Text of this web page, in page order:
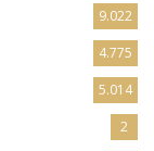
9.022
4.775
5.014
2